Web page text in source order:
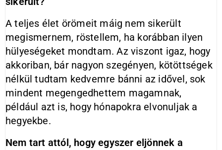
A teljes élet örömeit máig nem sikerült
megismernem, röstellem, ha korábban ilyen
hülyeségeket mondtam. Az viszont igaz, hogy
akkoriban, bár nagyon szegényen, kötöttségek
nélkül tudtam kedvemre bánni az idővel, sok
mindent megengedhettem magamnak,
például azt is, hogy hónapokra elvonuljak a
hegyekbe.
Nem tart attól, hogy egyszer eljönnek a